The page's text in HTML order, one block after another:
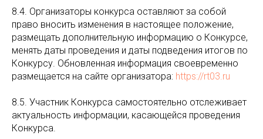
8.4. Организаторы конкурса оставляют за собой
право вносить изменения в настоящее положение,
размещать дополнительную информацию о Конкурсе,
менять даты проведения и даты подведения итогов по
Конкурсу. Обновленная информация своевременно
размещается на сайте организатора: https://rt03.ru
8.5. Участник Конкурса самостоятельно отслеживает
актуальность информации, касающейся проведения
Конкурса.